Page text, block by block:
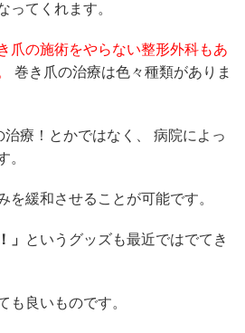
ってくれます。
爪の施術をやらない整形外科もあ
巻き爪の治療は色々種類がありま
療！とかではなく、 病院によっ
。
を緩和させることが可能です。
」 というグッズも最近ではでてき
も良いものです。